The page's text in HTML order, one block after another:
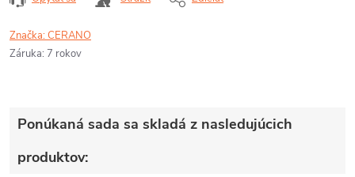
Značka:CERANO
Záruka: 7 rokov
Ponúkaná sada sa skladá z nasledujúcich
produktov: